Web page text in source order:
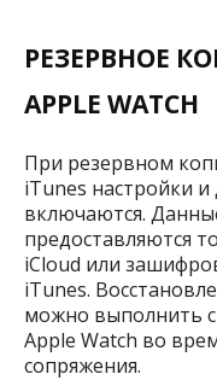
РЕЗЕРВНОЕ
APPLE WATCH
При резервном
iTunes настройки
включаются.
предоставляются
iCloud или
iTunes.
можно выполнить
Apple Watch во
сопряжения.